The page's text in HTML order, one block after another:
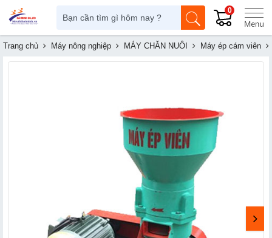
0
Trang chủ Máy nông nghiệp MÁY CHĂN NUÔI Máy ép cám viên